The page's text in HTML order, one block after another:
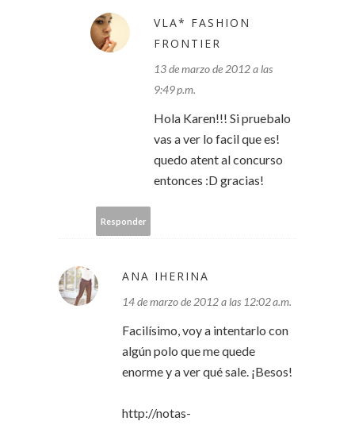
VLA* FASHION
FRONTIER
13 de marzo de 2012 a las
9:49 p.m.
Hola Karen!!! Si pruebalo
vas a ver lo facil que es!
quedo atent al concurso
entonces :D gracias!
Responder
ANA IHERINA
14 de marzo de 2012 a las 12:02 a.m.
Facilísimo, voy a intentarlo con
algún polo que me quede
enorme y a ver qué sale. ¡Besos!
http://notas-